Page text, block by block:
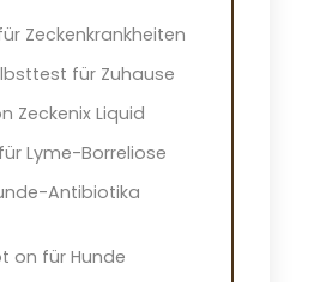
Zeckenkrankheiten
für Zuhause
Zeckenix Liquid
Lyme-Borreliose
Antibiotika
on für Hunde